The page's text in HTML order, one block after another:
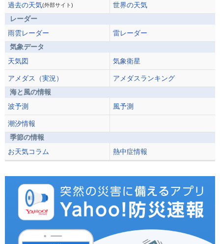
過去の天気(外部サイト)
世界の天気
レーダー
雨雲レーダー
雷レーダー
気象データ
天気図
気象衛星
アメダス（実況）
アメダスランキング
海と風の情報
波予測
風予測
潮汐情報
季節の情報
お天気コラム
熱中症情報